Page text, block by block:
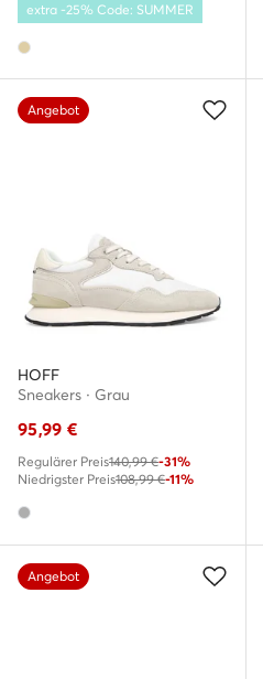
extra -25% Code: SUMMER
Angebot
HOFF
Sneakers · Grau
95,99 €
Regulärer Preis140,99 €-31%
Niedrigster Preis108,99 €-11%
Angebot